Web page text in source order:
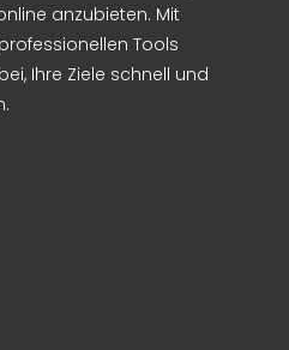
anzubieten. Mit
Tools
Ihre Ziele schnell und